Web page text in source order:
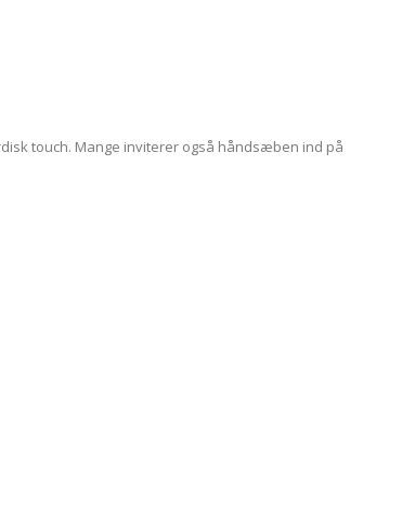
touch. Mange inviterer også håndsæben ind på